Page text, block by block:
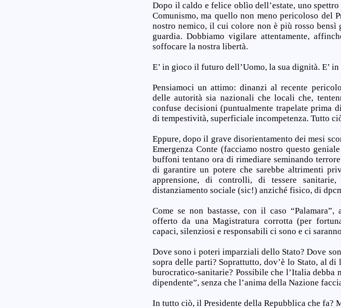
Dopo il caldo e felice oblìo dell’estate, uno
Comunismo, ma quello non meno pericoloso del
nostro nemico, il cui colore non è più rosso
guardia. Dobbiamo vigilare attentamente,
soffocare la nostra libertà.
E’ in gioco il futuro dell’Uomo, la sua dignità. E’
Pensiamoci un attimo: dinanzi al recente
delle autorità sia nazionali che locali che,
confuse decisioni (puntualmente trapelate prima
di tempestività, superficiale incompetenza. Tutto
Eppure, dopo il grave disorientamento dei mesi
Emergenza Conte (facciamo nostro questo
buffoni tentano ora di rimediare seminando
di garantire un potere che sarebbe altrimenti
apprensione, di controlli, di tessere
distanziamento sociale (sic!) anziché fisico, di
Come se non bastasse, con il caso
offerto da una Magistratura corrotta (per
capaci, silenziosi e responsabili ci sono e ci
Dove sono i poteri imparziali dello Stato? Dove
sopra delle parti? Soprattutto, dov’è lo Stato, al
burocratico-sanitarie? Possibile che l’Italia
dipendente”, senza che l’anima della Nazione
In tutto ciò, il Presidente della Repubblica che fa?